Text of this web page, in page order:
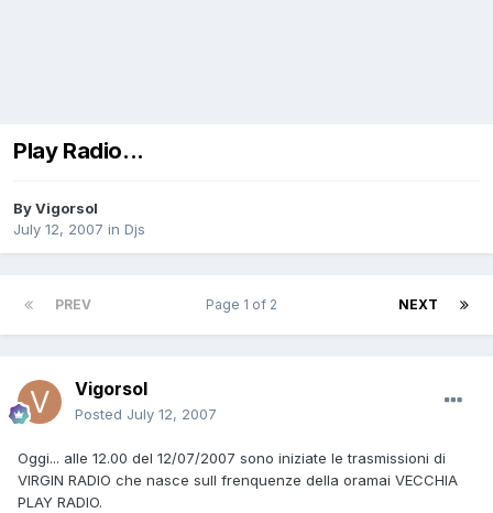
Play Radio...
ByVigorsol
July 12, 2007 in Djs
PREV NEXT
Page 1 of 2
Vigorsol
Posted July 12, 2007
Oggi... alle 12.00 del 12/07/2007 sono iniziate le trasmissioni di
VIRGIN RADIO che nasce sull frenquenze della oramai VECCHIA
PLAY RADIO.